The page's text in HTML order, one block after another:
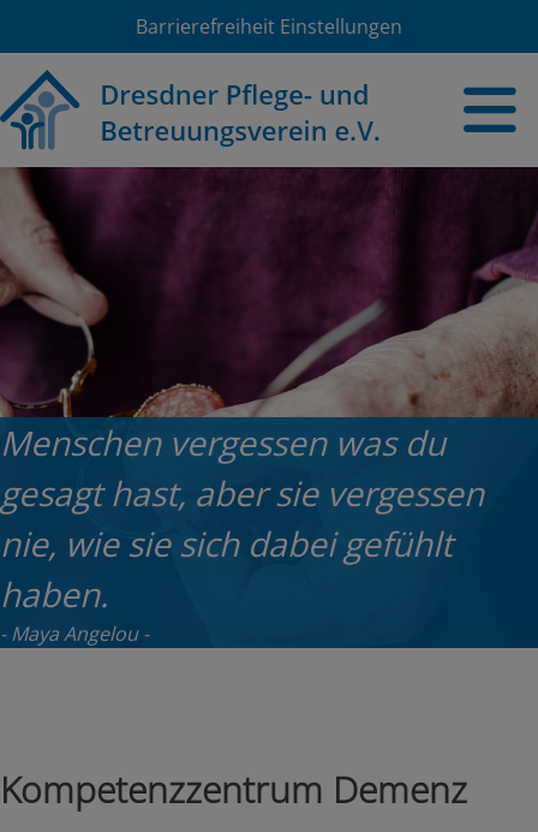
Barrierefreiheit Einstellungen
Menschen vergessen was du
gesagt hast, aber sie vergessen
nie, wie sie sich dabei gefühlt
haben.
Maya Angelou
Kompetenzzentrum Demenz